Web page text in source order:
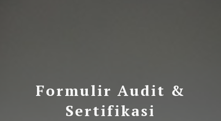
Formulir Audit &
Sertifikasi